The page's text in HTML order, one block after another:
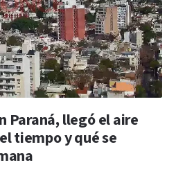
Paraná, llegó el aire
tiempo y qué se